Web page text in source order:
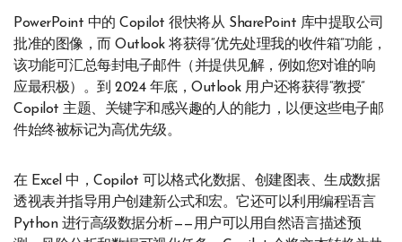
PowerPoint 中的 Copilot 很快将从 SharePoint 库中提取公司
批准的图像，而 Outlook 将获得“优先处理我的收件箱”功能，
该功能可汇总每封电子邮件（并提供见解，例如您对谁的响
应最积极）。到 2024 年底，Outlook 用户还将获得“教授”
Copilot 主题、关键字和感兴趣的人的能力，以便这些电子邮
件始终被标记为高优先级。
在 Excel 中，Copilot 可以格式化数据、创建图表、生成数据
透视表并指导用户创建新公式和宏。它还可以利用编程语言
Python 进行高级数据分析——用户可以用自然语言描述预